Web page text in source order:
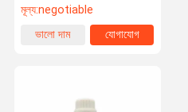
মূল্য:negotiable
ভালো দাম
যোগাযোগ